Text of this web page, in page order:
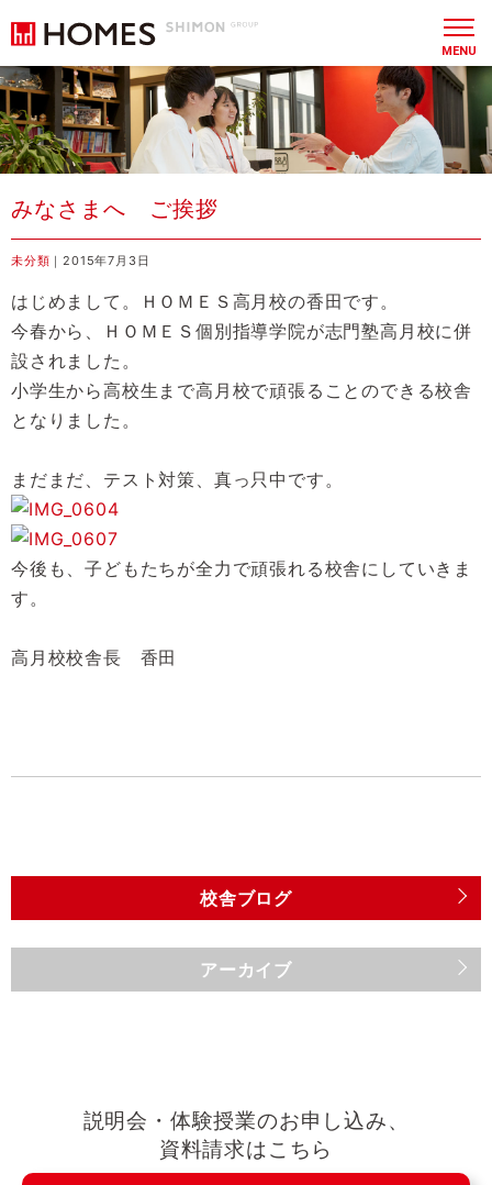
MENU
みなさまへ ご挨拶
未分類 ｜2015年7月3日
はじめまして。ＨＯＭＥＳ高月校の香田です。
今春から、ＨＯＭＥＳ個別指導学院が志門塾高月校に併
設されました。
小学生から高校生まで高月校で頑張ることのできる校舎
となりました。
まだまだ、テスト対策、真っ只中です。
今後も、子どもたちが全力で頑張れる校舎にしていきま
す。
高月校校舎長 香田
校舎ブログ
アーカイブ
説明会・体験授業のお申し込み、
資料請求はこちら